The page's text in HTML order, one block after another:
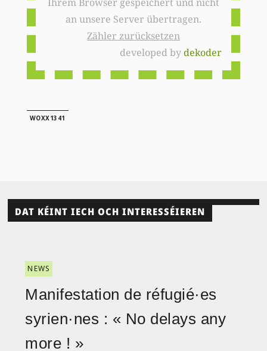
an unsere Server übertragen.
Zähler zurücksetzen
developed bydekoder
WOXX1341
DAT KÉINT IECH OCH INTERESSÉIEREN
NEWS
Manifestation de réfugié·es
syrien·nes : « No delays any
more ! »